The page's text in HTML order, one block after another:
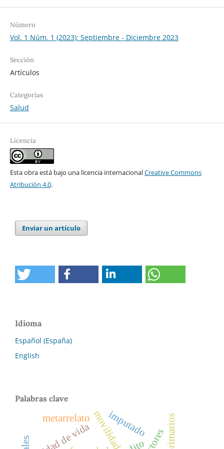
Número
Vol. 1 Núm. 1 (2023): Septiembre - Diciembre 2023
Sección
Artículos
Categorías
Salud
Licencia
Esta obra está bajo una licencia internacionalCreative Commons
Atribución 4.0.
Enviar un artículo
Idioma
Español (España)
English
Palabras clave
movilidad
imputado
metarrelato